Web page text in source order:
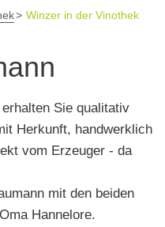
Winzer in der Vinothek
Sie qualitativ
Herkunft, handwerklich
vom Erzeuger - da
mit den beiden
Hannelore.